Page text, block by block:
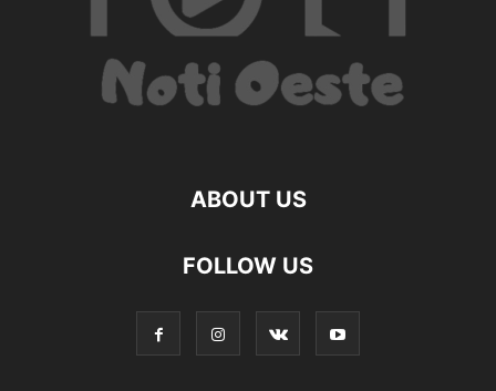
ABOUT US
FOLLOW US